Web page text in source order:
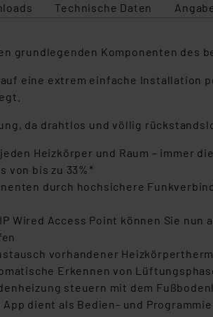
Technische Daten
grundlegenden Komponenten des
eine extrem einfache Installation
da drahtlos und völlig
Heizkörper und Raum – immer
von bis zu 33%*
durch hochsichere
Wired Access Point können Sie
vorhandener
Erkennen von
steuern mit dem
dient als Bedien- und